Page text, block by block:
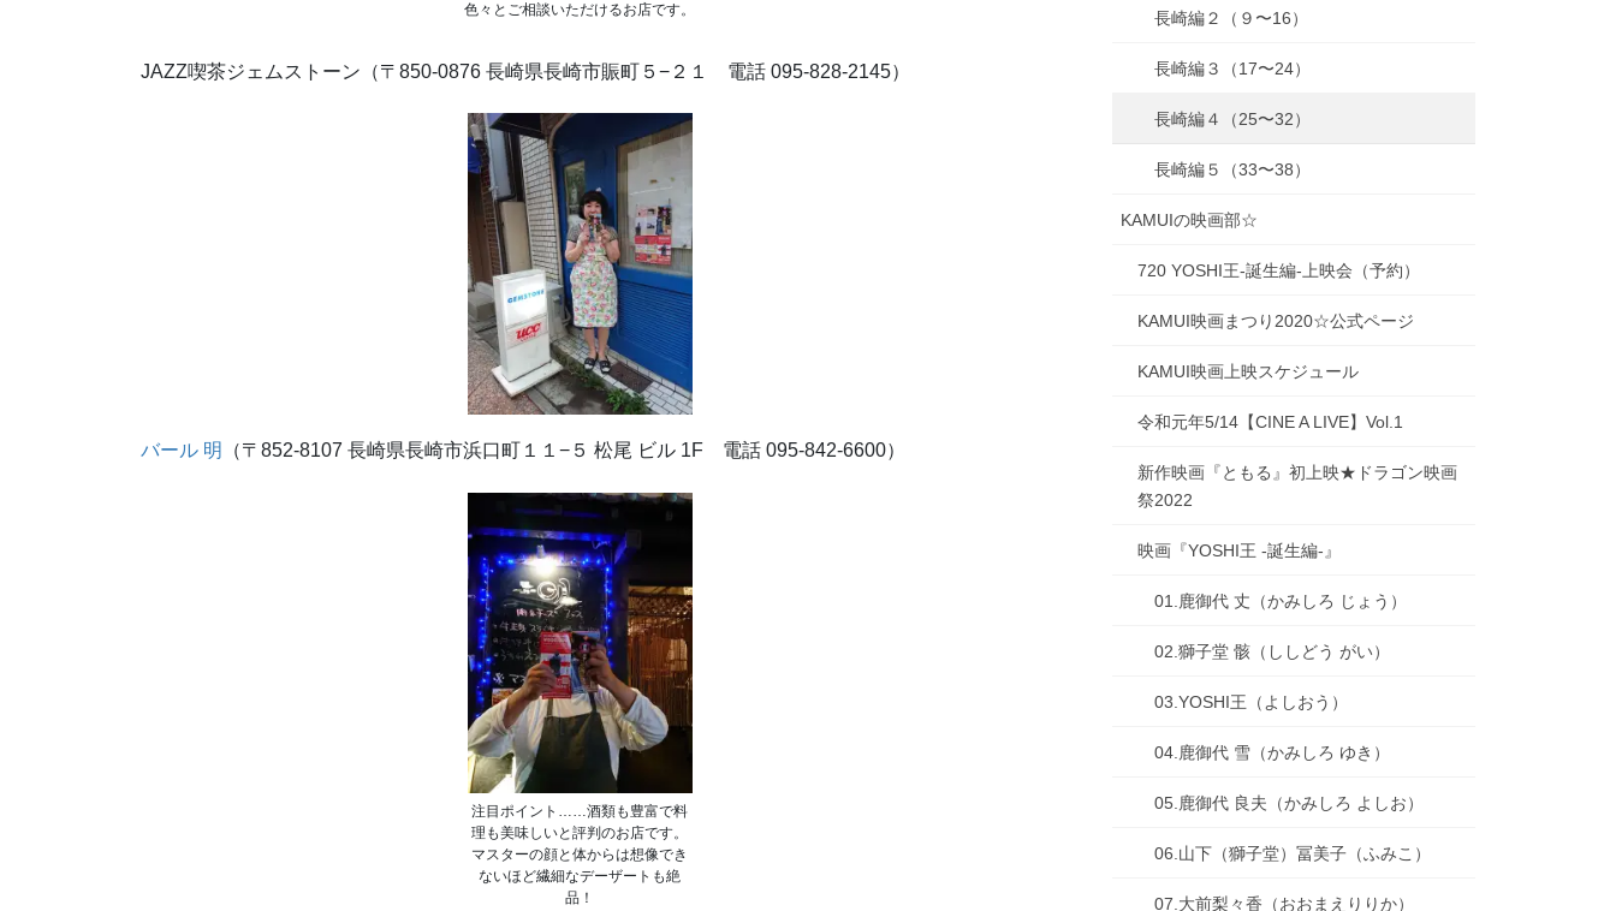
色々とご相談いただけるお店です。
JAZZ喫茶ジェムストーン（〒850-0876 長崎県長崎市賑町５−２１ 電話 095-828-2145）
バール 明 （〒852-8107 長崎県長崎市浜口町１１−５ 松尾 ビル 1F 電話 095-842-6600）
注目ポイント……酒類も豊富で料
理も美味しいと評判のお店です。
マスターの顔と体からは想像でき
ないほど繊細なデーザートも絶
品！
長崎編２（９〜16）
長崎編３（17〜24）
長崎編４（25〜32）
長崎編５（33〜38）
KAMUIの映画部☆
720 YOSHI王-誕生編-上映会（予約）
KAMUI映画まつり2020☆公式ページ
KAMUI映画上映スケジュール
令和元年5/14【CINE A LIVE】Vol.1
新作映画『ともる』初上映★ドラゴン映画
祭2022
映画『YOSHI王 -誕生編-』
01.鹿御代 丈（かみしろ じょう）
02.獅子堂 骸（ししどう がい）
03.YOSHI王（よしおう）
04.鹿御代 雪（かみしろ ゆき）
05.鹿御代 良夫（かみしろ よしお）
06.山下（獅子堂）冨美子（ふみこ）
07.大前梨々香（おおまえりりか）